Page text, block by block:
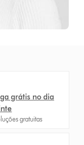
grátis no dia
gratuitas